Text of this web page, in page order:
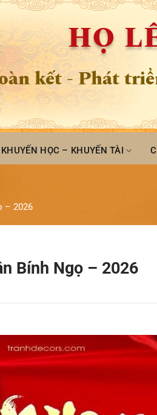
HỌ
kết - Phát
KHUYẾN HỌC – KHUYẾN TÀI
– 2026
Bính Ngọ – 2026